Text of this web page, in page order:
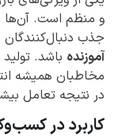
و منظم است. آن‌ها
جذب دنبال‌کنندگان
آموزنده باشد.
مخاطبان همیشه
در نتیجه تعامل
کاربرد در